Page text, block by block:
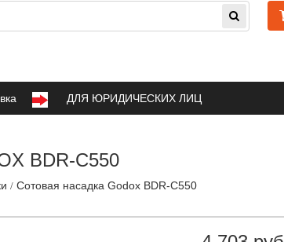
ДЛЯ ЮРИДИЧЕСКИХ ЛИЦ
BDR-C550
Сотовая насадка Godox BDR-C550